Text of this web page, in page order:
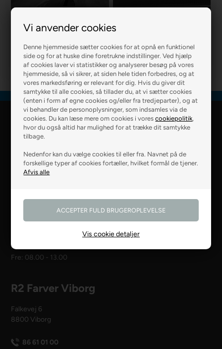
Vi anvender cookies
Denne hjemmeside sætter cookies for at opnå en funktionel
side og for at huske dine foretrukne indstillinger. Ved hjælp
af cookies laver vi statistikker og analyserer besøg på vores
hjemmeside, så vi sikrer, at siden hele tiden forbedres, og at
vores markedsføring er relevant for dig. Hvis du giver dit
samtykke til alle cookies, så tillader du, at vi sætter cookies
(enten i form af egne cookies og/eller fra tredjeparter), og at
vi behandler de personoplysninger, som indsamles via de
cookies. Du kan læse mere om cookies i vorescookiepolitik,
hvor du også altid har mulighed for at trække dit samtykke
tilbage.
Nedenfor kan du vælge cookies til eller fra. Navnet på de
forskellige typer af cookies fortæller, hvilket formål de tjener.
Vis cookie detaljer
R2 MURER
R2 Farver Webshop
8800 Viborg
28 99 50 14
webshop@r2.dk
Man - tors: 08.00 - 16.00
Fre: 08.00 - 13.00
R2 Farver Viborg
Falkevej 6
8800 Viborg
86 61 01 00